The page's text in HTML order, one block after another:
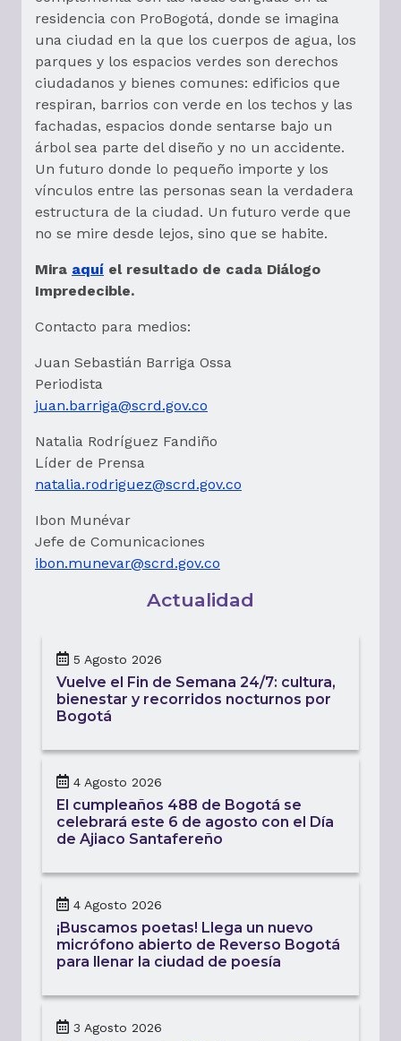
residencia con ProBogotá, donde se imagina
una ciudad en la que los cuerpos de agua, los
parques y los espacios verdes son derechos
ciudadanos y bienes comunes: edificios que
respiran, barrios con verde en los techos y las
fachadas, espacios donde sentarse bajo un
árbol sea parte del diseño y no un accidente.
Un futuro donde lo pequeño importe y los
vínculos entre las personas sean la verdadera
estructura de la ciudad. Un futuro verde que
no se mire desde lejos, sino que se habite.
Mira aquí el resultado de cada Diálogo
Impredecible.
Contacto para medios:
Juan Sebastián Barriga Ossa
Periodista
juan.barriga@scrd.gov.co
Natalia Rodríguez Fandiño
Líder de Prensa
natalia.rodriguez@scrd.gov.co
Ibon Munévar
Jefe de Comunicaciones
ibon.munevar@scrd.gov.co
Actualidad
5 Agosto 2026
Vuelve el Fin de Semana 24/7: cultura,
bienestar y recorridos nocturnos por
Bogotá
4 Agosto 2026
El cumpleaños 488 de Bogotá se
celebrará este 6 de agosto con el Día
de Ajiaco Santafereño
4 Agosto 2026
¡Buscamos poetas! Llega un nuevo
micrófono abierto de Reverso Bogotá
para llenar la ciudad de poesía
3 Agosto 2026